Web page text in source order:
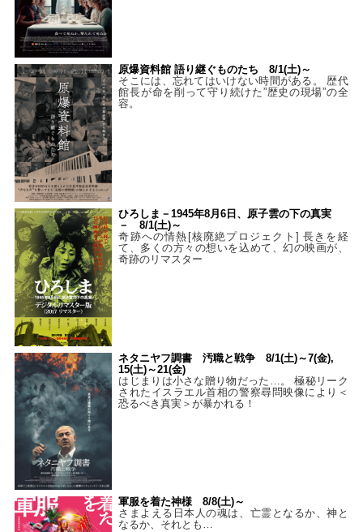
原爆資料館 語り継ぐものたち 8/1(土)～
そこには、忘れてはいけない時間がある。 歴代
館長が命を削って守り続けた”歴史の現場”の全
容。
ひろしま－1945年8月6日、原子雲の下の真実
－ 8/1(土)～
奇跡への情熱[核廃絶プロジェクト] 長きを経
て、多くの方々の想いを込めて、幻の映画が、
奇跡のリマスター
ネタニヤフ調書 汚職と戦争 8/1(土)～7(金),
15(土)～21(金)
はじまりは小さな贈り物だった…。 極秘リーク
されたイスラエル首相の警察尋問映像により＜
恐るべき真実＞が暴かれる！
軍服を着た神様 8/8(土)～
さまよえる日本人の魂は、亡霊となるか、神と
なるか、それとも…